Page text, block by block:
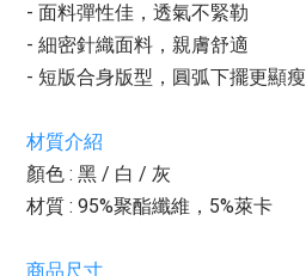
- 面料彈性佳，透氣不緊勒
- 細密針織面料，親膚舒適
- 短版合身版型，圓弧下擺更顯瘦
材質介紹
顏色 : 黑 / 白 / 灰
材質 : 95%聚酯纖維，5%萊卡
商品尺寸